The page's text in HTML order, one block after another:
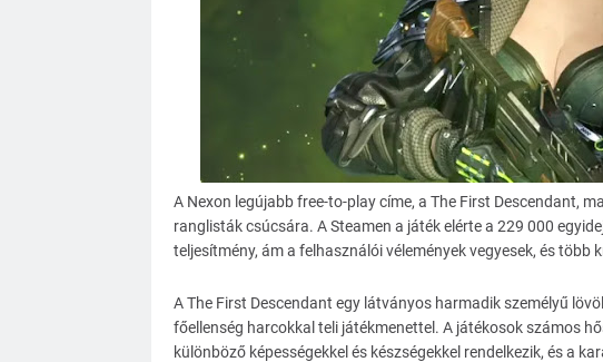
A Nexon legújabb free-to-play címe, a The First Descendant,
ranglisták csúcsára. A Steamen a játék elérte a 229 000
teljesítmény, ám a felhasználói vélemények vegyesek, és több
A The First Descendant egy látványos harmadik személyű
főellenség harcokkal teli játékmenettel. A játékosok számos
különböző képességekkel és készségekkel rendelkezik, és a